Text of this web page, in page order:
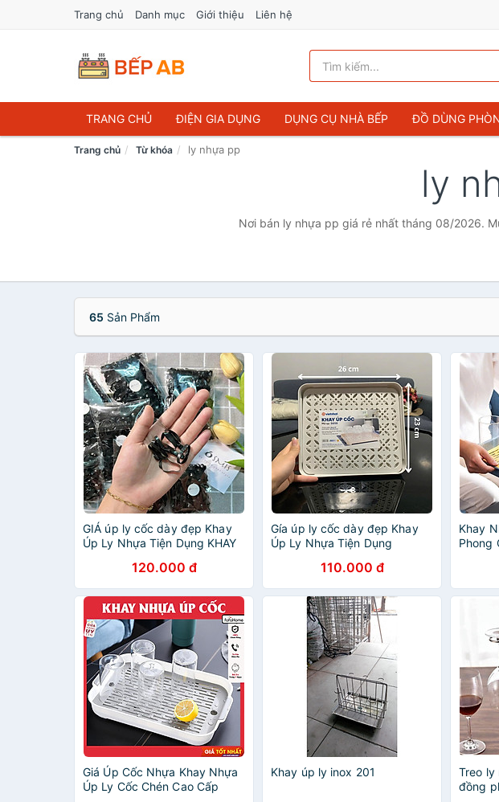
Trang chủ Danh mục Giới thiệu Liên hệ
TRANG CHỦ ĐIỆN GIA DỤNG DỤNG CỤ NHÀ BẾP ĐỒ DÙNG
Trang chủ Từ khóa ly nhựa pp
ly
Nơi bán ly nhựa pp giá rẻ nhất tháng 08/2026.
65 Sản Phẩm
GIÁ úp ly cốc dày đẹp Khay
Úp Ly Nhựa Tiện Dụng KHAY
120.000 đ
Gía úp ly cốc dày đẹp Khay
Úp Ly Nhựa Tiện Dụng
110.000 đ
Khay
Phong
Lợi Đa
HÃNG
Giá Úp Cốc Nhựa Khay Nhựa
Úp Ly Cốc Chén Cao Cấp
Khay úp ly inox 201
Treo ly
đồng